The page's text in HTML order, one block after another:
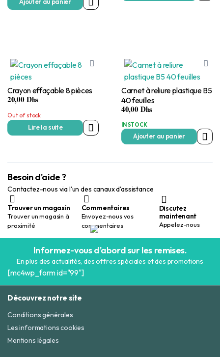
Crayon effaçable 8 pièces
20,00Dhs
Out of stock
Lire la suite
Carnet à reliure plastique B5
40 feuilles
40,00Dhs
IN STOCK
Ajouter au panier
Besoin d'aide ?
Contactez-nous via l'un des canaux d'assistance
Trouver un magasin
Trouver un magasin à
proximité
Commentaires
Envoyez-nous vos
commentaires
Discutez
maintenant
Appelez-nous
Informez-vous d'abord sur les remises.
En plus des actualités, des offres spéciales et des promotions
[mc4wp_form id="99"]
Découvrez notre site
Conditions générales
Les informations cookies
Mentions légales